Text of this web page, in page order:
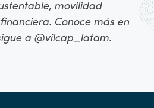
movilidad
Conoce más en
a @vilcap_latam.